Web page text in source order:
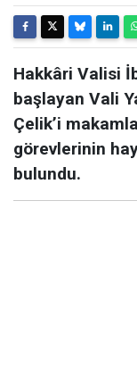
Hakkâri Valisi
başlayan Vali
Çelik’i
görevlerinin
bulundu.